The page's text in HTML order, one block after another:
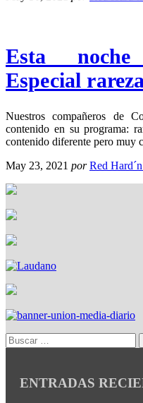
Esta
Especial
Nuestros compañeros de
contenido en su programa:
contenido diferente pero muy
May 23, 2021 por Red
ENTRADAS